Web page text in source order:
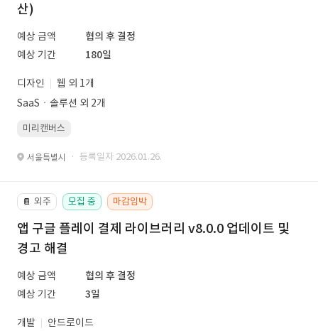
산)
예상 금액
협의 후 결정
예상 기간
180일
디자인
웹 외 1개
SaaSㆍ솔루션 외 2개
미리캔버스
서울특별시 · 등록일자 2026.01.26.
📔 외주 모집 중 마감임박
앱 구글 플레이 결제 라이브러리 v8.0.0 업데이트 및
경고 해결
예상 금액
협의 후 결정
예상 기간
3일
개발
안드로이드